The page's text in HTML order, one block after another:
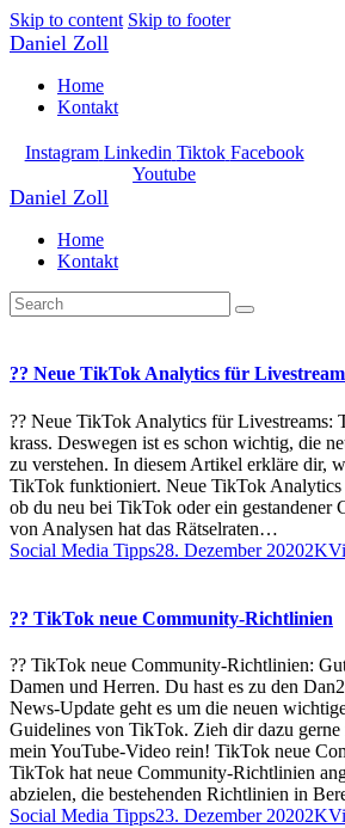
Skip to content Skip to footer
Daniel Zoll
Home
Kontakt
Instagram Linkedin Tiktok Facebook
Youtube
Daniel Zoll
Home
Kontakt
?? Neue TikTok Analytics für
?? Neue TikTok Analytics für Livestreams:
krass. Deswegen ist es schon wichtig, die
zu verstehen. In diesem Artikel erkläre dir,
TikTok funktioniert. Neue TikTok Analytics
ob du neu bei TikTok oder ein gestandener
von Analysen hat das Rätselraten…
Social Media Tipps28. Dezember 20202K
?? TikTok neue Community-Richtlinien
?? TikTok neue Community-Richtlinien:
Damen und Herren. Du hast es zu den
News-Update geht es um die neuen
Guidelines von TikTok. Zieh dir dazu
mein YouTube-Video rein! TikTok neue
TikTok hat neue Community-Richtlinien
abzielen, die bestehenden Richtlinien in
Social Media Tipps23. Dezember 20202K